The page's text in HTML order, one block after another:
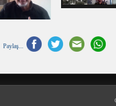
Paylaş...